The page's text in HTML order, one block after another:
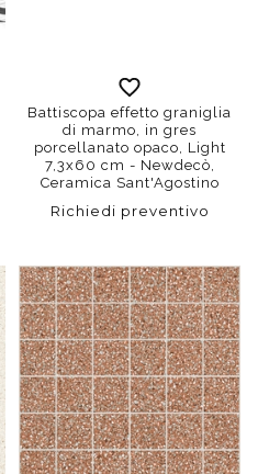
Battiscopa effetto graniglia
di marmo, in gres
porcellanato opaco, Light
7,3x60 cm - Newdecò,
Ceramica Sant'Agostino
Richiedi preventivo